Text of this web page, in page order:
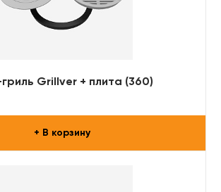
Grillver + плита (360)
+ В корзину